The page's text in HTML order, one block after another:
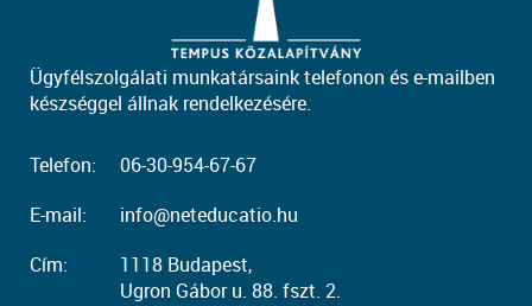
Ügyfélszolgálati munkatársaink telefonon és e-mailben
készséggel állnak rendelkezésére.
Telefon:
06-30-954-67-67
E-mail:
info@neteducatio.hu
Cím:
1118 Budapest,
Ugron Gábor u. 88. fszt. 2.